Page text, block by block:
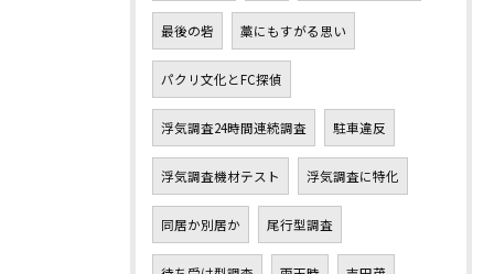
最後の砦 藁にもすがる思い
パクリ文化とFC探偵
浮気調査24時間連続調査 駐車違反
浮気調査機材テスト 浮気調査に特化
同居か別居か 尾行型調査